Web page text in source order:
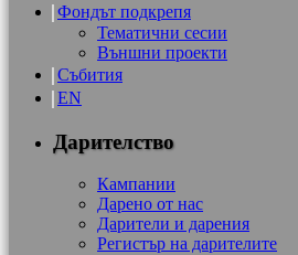
Фондът подкрепя
Тематични сесии
Външни проекти
Събития
EN
Дарителство
Кампании
Дарено от нас
Дарители и дарения
Регистър на дарителите